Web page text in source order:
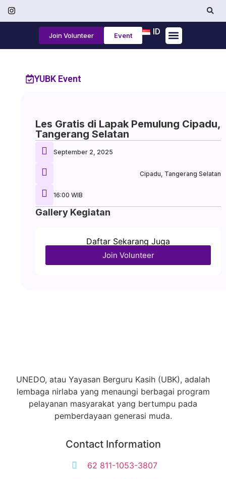
ID
Join Volunteer Event
YUBK Event
Les Gratis di Lapak Pemulung Cipadu,
Tangerang Selatan
September 2, 2025
Cipadu, Tangerang Selatan
16:00 WIB
Gallery Kegiatan
Daftar Sekarang Juga
Join Volunteer
UNEDO, atau Yayasan Berguru Kasih (UBK), adalah
lembaga nirlaba yang menaungi berbagai program
pelayanan masyarakat yang bertumpu pada
pemberdayaan generasi muda.
Contact Information
62 811-1053-3807